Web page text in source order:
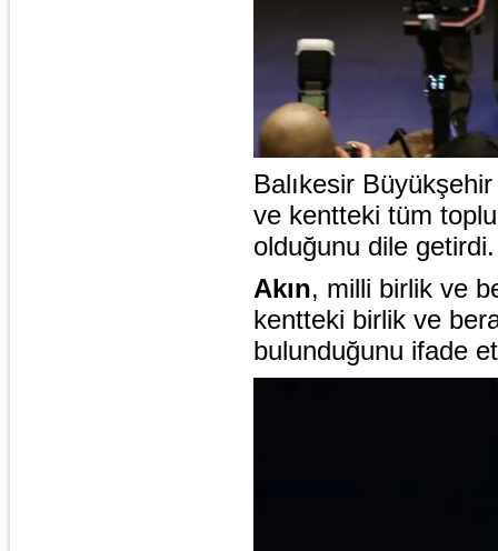
Balıkesir
ve kentteki tüm
olduğunu dile getirdi.
Akın, milli birlik ve
kentteki birlik ve
bulunduğunu ifade